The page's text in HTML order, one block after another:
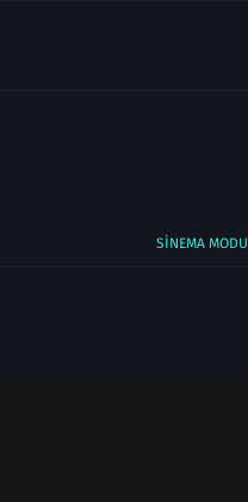
SINEMA MODU